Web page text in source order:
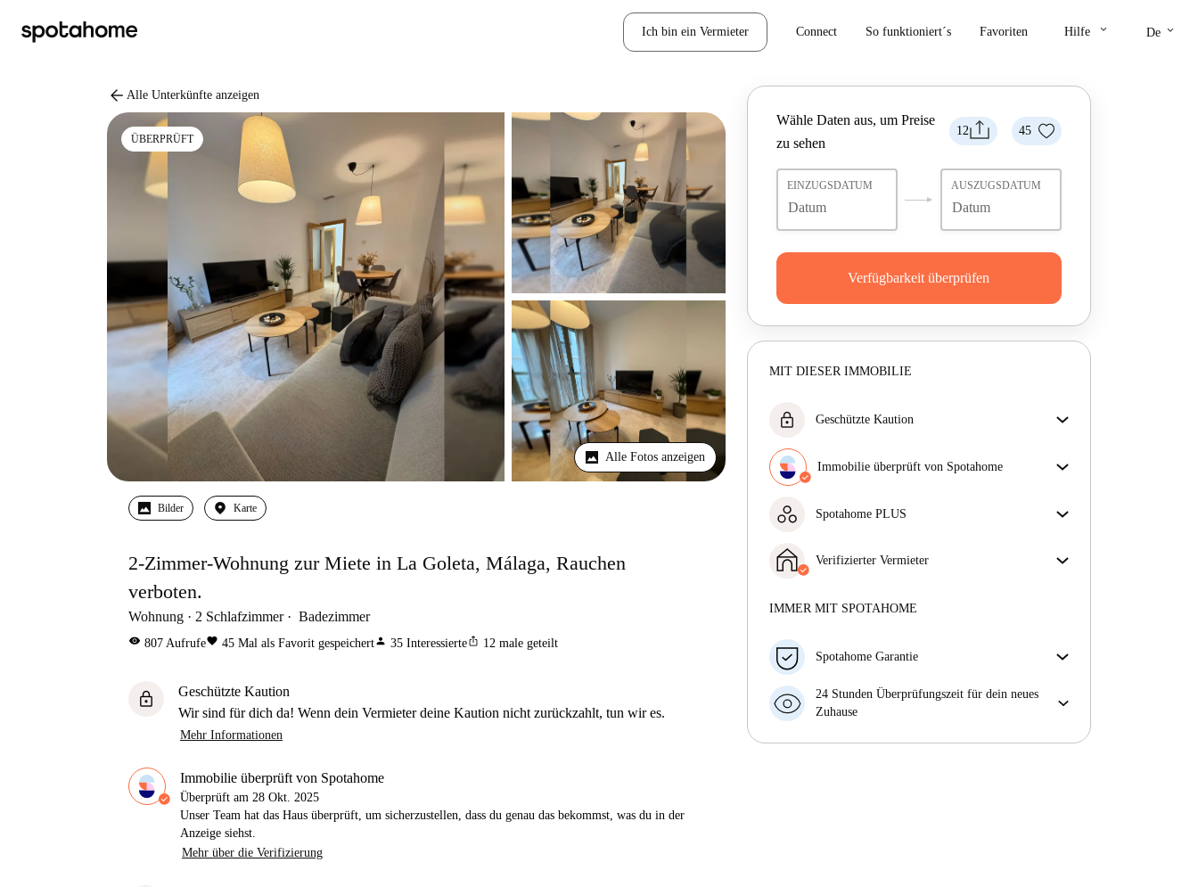
Ich bin ein Vermieter Connect So funktioniert´s Favoriten Hilfe keyboard_arrow_down De keyboard_arrow_down
arrow_back Alle Unterkünfte anzeigen
ÜBERPRÜFT
Alle Fotos anzeigen
Bilder Karte
2-Zimmer-Wohnung zur Miete in La Goleta, Málaga, Rauchen
verboten.
Wohnung 2 Schlafzimmer Badezimmer
visibility 807 Aufrufefavorite 45 Mal als Favorit gespeichertperson 35 Interessierteios_share 12 male geteilt
lock
Geschützte Kaution
Wir sind für dich da! Wenn dein Vermieter deine Kaution nicht zurückzahlt, tun wir es.
Mehr Informationen
Immobilie überprüft von Spotahome
Überprüft am 28 Okt. 2025
Unser Team hat das Haus überprüft, um sicherzustellen, dass du genau das bekommst, was du in der
Anzeige siehst.
Mehr über die Verifizierung
12 45
Wähle Daten aus, um Preise
zu sehen
EINZUGSDATUM AUSZUGSDATUM
Verfügbarkeit überprüfen
MIT DIESER IMMOBILIE
lock Geschützte Kaution
Kaution nicht zurückzahlt, tun wir es.
Mehr Informationen
Immobilie überprüft von Spotahome
sicherzustellen, dass du genau das bekommst, was du
Mehr über die Verifizierung
Spotahome PLUS
indem Zugang zu höchsten Sicherheitsstandards und
zusätzlicher Unterstützung während der Mietdauer
Verifizierter Vermieter
Mehr über diesen Vermieter
IMMER MIT SPOTAHOME
Spotahome Garantie
Falls der Vermieter deine Buchung kurzfristig
storniert, werden wir dir entweder A) ein Hotel
finden oder B) den gezahlten Betrag vollständig
24 Stunden Überprüfungszeit für dein neues
Zuhause